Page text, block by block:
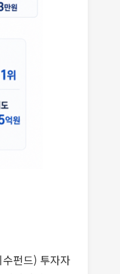
펀드) 투자자